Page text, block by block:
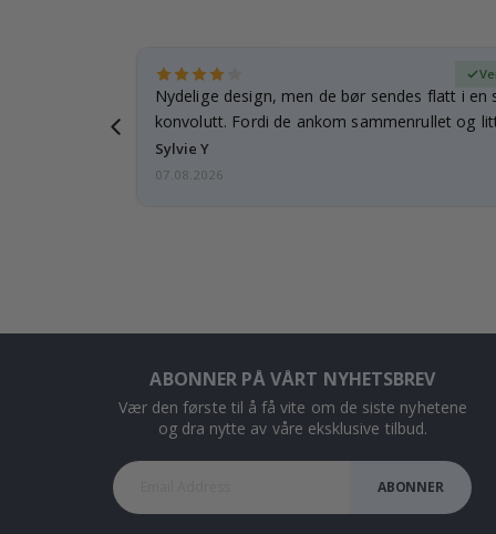
Nydelige design, men de bør sendes flatt i en
konvolutt. Fordi de ankom sammenrullet og
skulle de…
Sylvie Y
07.08.2026
ABONNER PÅ VÅRT NYHETSBREV
Vær den første til å få vite om de siste nyhetene
og dra nytte av våre eksklusive tilbud.
ABONNER